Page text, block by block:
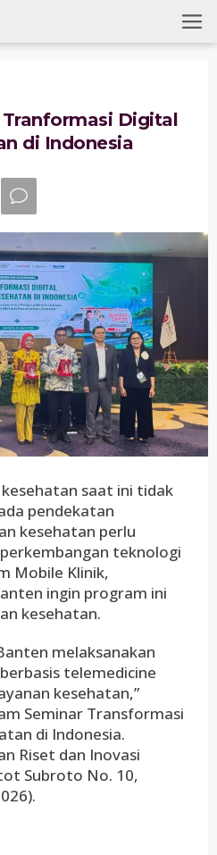
Digital
di Indonesia
kesehatan saat ini tidak
pendekatan
kesehatan perlu
teknologi
Mobile Klinik,
ingin program ini
kesehatan.
melaksanakan
telemedicine
kesehatan,”
Seminar Transformasi
di Indonesia.
Riset dan Inovasi
Subroto No. 10,